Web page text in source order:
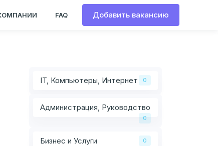
FAQ Добавить вакансию
IT, Компьютеры, Интернет 0
Администрация, Руководство
0
Бизнес и Услуги 0